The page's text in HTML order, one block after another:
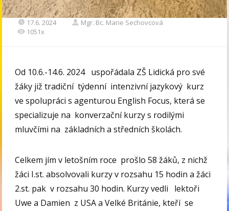
17.6. 2024
Mgr. Bc. Marie Sechovcová
1051x
Od 10.6.-14.6. 2024 uspořádala ZŠ Lidická pro své
žáky již tradiční týdenní intenzivní jazykový kurz
ve spolupráci s agenturou English Focus, která se
specializuje na konverzační kurzy s rodilými
mluvčími na základních a středních školách.
Celkem jím v letošním roce prošlo 58 žáků, z nichž
žáci I.st. absolvovali kurzy v rozsahu 15 hodin a žáci
2.st. pak v rozsahu 30 hodin. Kurzy vedli lektoři
Uwe a Damien z USA a Velké Británie, kteří se